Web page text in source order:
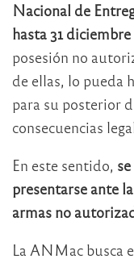
Nacional de
hasta 31 diciembre
posesión no
de ellas, lo pueda
para su posterior
consecuencias
En este sentido,
presentarse ante
armas no
La ANMac busca